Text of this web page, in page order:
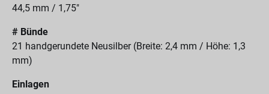
44,5 mm / 1,75"
# Bünde
21 handgerundete Neusilber (Breite: 2,4 mm / Höhe: 1,3
mm)
Einlagen